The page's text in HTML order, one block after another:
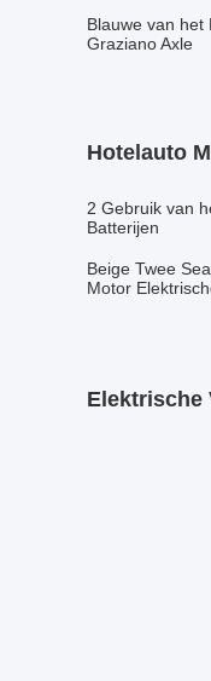
Blauwe van het
Graziano Axle
Hotelauto
2 Gebruik van
Batterijen
Beige Twee
Motor
Elektrische